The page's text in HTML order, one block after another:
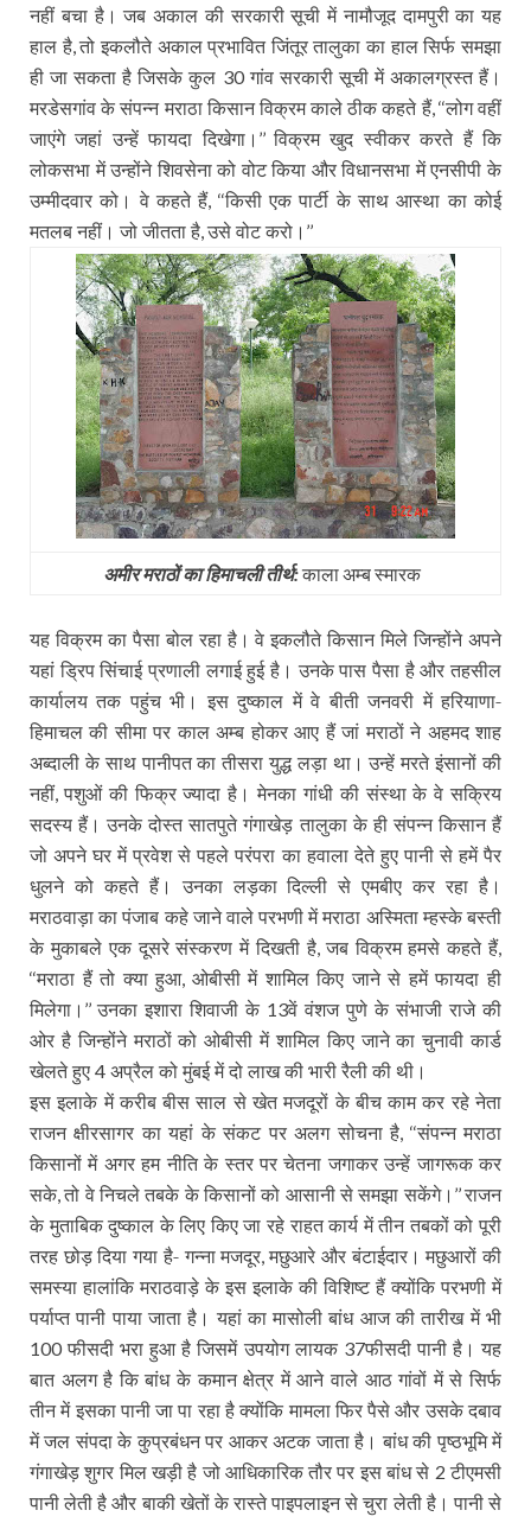
नहीं बचा है। जब अकाल की सरकारी सूची में नामौजूद दामपुरी का यह
हाल है,तो इकलौते अकाल प्रभावित जिंतूर तालुका का हाल सिर्फ समझा
ही जा सकता है जिसके कुल 30गांव सरकारी सूची में अकालग्रस्त हैं।
मरडेसगांव के संपन्न मराठा किसान विक्रम काले ठीक कहते हैं, ‘‘लोग वहीं
जाएंगे जहां उन्हें फायदा दिखेगा। ’’विक्रम खुद स्वीकर करते हैं कि
लोकसभा में उन्होंने शिवसेना को वोट किया और विधानसभा में एनसीपी के
उम्मीदवार को। वे कहते हैं, ‘‘किसी एक पार्टी के साथ आस्था का कोई
मतलब नहीं। जो जीतता है,उसे वोट करो। ’’
अमीर मराठों का हिमाचली तीर्थ:काला अम्‍ब स्‍मारक
यह विक्रम का पैसा बोल रहा है। वे इकलौते किसान मिले जिन्होंने अपने
यहां ड्रिप सिंचाई प्रणाली लगाई हुई है। उनके पास पैसा है और तहसील
कार्यालय तक पहुंच भी। इस दुष्काल में वे बीती जनवरी में हरियाणा-
हिमाचल की सीमा पर काल अम्ब होकर आए हैं जां मराठों ने अहमद शाह
अब्दाली के साथ पानीपत का तीसरा युद्ध लड़ा था। उन्हें मरते इंसानों की
नहीं,पशुओं की फिक्र ज्यादा है। मेनका गांधी की संस्था के वे सक्रिय
सदस्य हैं। उनके दोस्त सातपुते गंगाखेड़ तालुका के ही संपन्न किसान हैं
जो अपने घर में प्रवेश से पहले परंपरा का हवाला देते हुए पानी से हमें पैर
धुलने को कहते हैं। उनका लड़का दिल्ली से एमबीए कर रहा है।
मराठवाड़ा का पंजाब कहे जाने वाले परभणी में मराठा अस्मिता म्हस्के बस्ती
के मुकाबले एक दूसरे संस्करण में दिखती है,जब विक्रम हमसे कहते हैं,
‘‘मराठा हैं तो क्या हुआ, ओबीसी में शामिल किए जाने से हमें फायदा ही
मिलेगा। ’’उनका इशारा शिवाजी के 13वें वंशज पुणे के संभाजी राजे की
ओर है जिन्होंने मराठों को ओबीसी में शामिल किए जाने का चुनावी कार्ड
खेलते हुए 4 अप्रैल को मुंबई में दो लाख की भारी रैली की थी।
इस इलाके में करीब बीस साल से खेत मजदूरों के बीच काम कर रहे नेता
राजन क्षीरसागर का यहां के संकट पर अलग सोचना है, ‘‘संपन्न मराठा
किसानों में अगर हम नीति के स्तर पर चेतना जगाकर उन्हें जागरूक कर
सके,तो वे निचले तबके के किसानों को आसानी से समझा सकेंगे। ’’राजन
के मुताबिक दुष्काल के लिए किए जा रहे राहत कार्य में तीन तबकों को पूरी
तरह छोड़ दिया गया है- गन्ना मजदूर,मछुआरे और बंटाईदार। मछुआरों की
समस्या हालांकि मराठवाड़े के इस इलाके की विशिष्ट हैं क्योंकि परभणी में
पर्याप्त पानी पाया जाता है। यहां का मासोली बांध आज की तारीख में भी
100 फीसदी भरा हुआ है जिसमें उपयोग लायक 37फीसदी पानी है। यह
बात अलग है कि बांध के कमान क्षेत्र में आने वाले आठ गांवों में से सिर्फ
तीन में इसका पानी जा पा रहा है क्योंकि मामला फिर पैसे और उसके दबाव
में जल संपदा के कुप्रबंधन पर आकर अटक जाता है। बांध की पृष्ठभूमि में
गंगाखेड़ शुगर मिल खड़ी है जो आधिकारिक तौर पर इस बांध से 2 टीएमसी
पानी लेती है और बाकी खेतों के रास्ते पाइपलाइन से चुरा लेती है। पानी से